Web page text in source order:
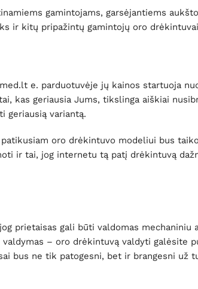
gamintojams, garsėjantiems
ir kitų pripažintų gamintojų oro
e. parduotuvėje jų kainos startuoja
kas geriausia Jums, tikslinga aiškiai
geriausią variantą.
oro drėkintuvo modeliui bus
ir tai, jog internetu tą patį drėkintuvą
prietaisas gali būti valdomas mechaniniu
– oro drėkintuvą valdyti galėsite
bus ne tik patogesni, bet ir brangesni už